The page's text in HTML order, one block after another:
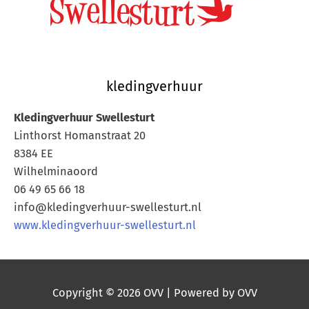
kledingverhuur
Kledingverhuur Swellesturt
Linthorst Homanstraat 20
8384 EE
Wilhelminaoord
06 49 65 66 18
info@kledingverhuur-swellesturt.nl
www.kledingverhuur-swellesturt.nl
Copyright © 2026 OVV| Powered by OVV